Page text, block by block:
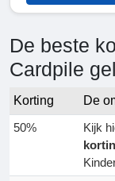
De beste
Cardpile
Korting De
50%
Kijk